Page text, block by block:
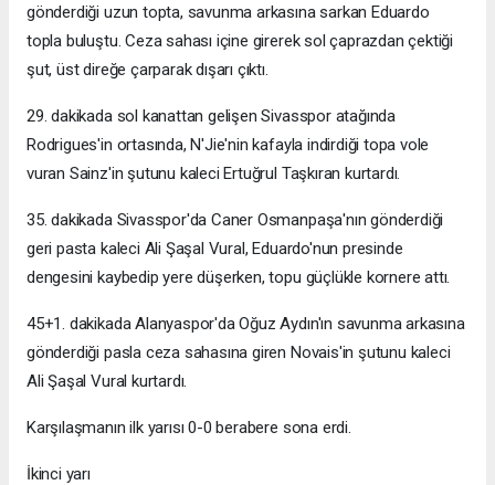
gönderdiği uzun topta, savunma arkasına sarkan Eduardo
topla buluştu. Ceza sahası içine girerek sol çaprazdan çektiği
şut, üst direğe çarparak dışarı çıktı.
29. dakikada sol kanattan gelişen Sivasspor atağında
Rodrigues'in ortasında, N'Jie'nin kafayla indirdiği topa vole
vuran Sainz'in şutunu kaleci Ertuğrul Taşkıran kurtardı.
35. dakikada Sivasspor'da Caner Osmanpaşa'nın gönderdiği
geri pasta kaleci Ali Şaşal Vural, Eduardo'nun presinde
dengesini kaybedip yere düşerken, topu güçlükle kornere attı.
45+1. dakikada Alanyaspor'da Oğuz Aydın'ın savunma arkasına
gönderdiği pasla ceza sahasına giren Novais'in şutunu kaleci
Ali Şaşal Vural kurtardı.
Karşılaşmanın ilk yarısı 0-0 berabere sona erdi.
İkinci yarı